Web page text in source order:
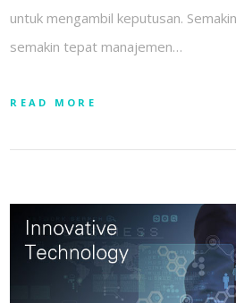
untuk mengambil keputusan.
semakin tepat manajemen…
READ MORE